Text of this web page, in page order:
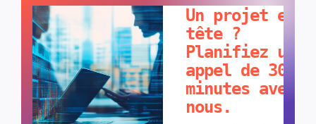
Un projet en
tête ?
Planifiez un
appel de 30
minutes avec
nous.